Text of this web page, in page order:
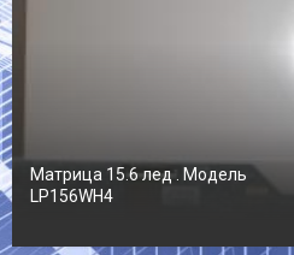
Матрица 15.6 лед . Модель
LP156WH4